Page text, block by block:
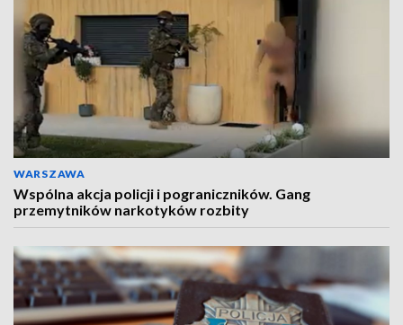
WARSZAWA
Wspólna akcja policji i pograniczników. Gang
przemytników narkotyków rozbity